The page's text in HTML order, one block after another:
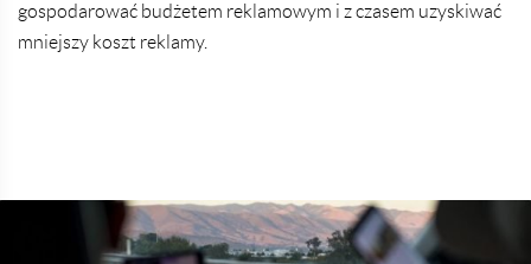
gospodarować budżetem reklamowym i z czasem uzyskiwać
mniejszy koszt reklamy.